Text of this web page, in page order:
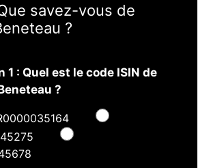
savez-vous de
?
1 : Quel est le code ISIN de
?